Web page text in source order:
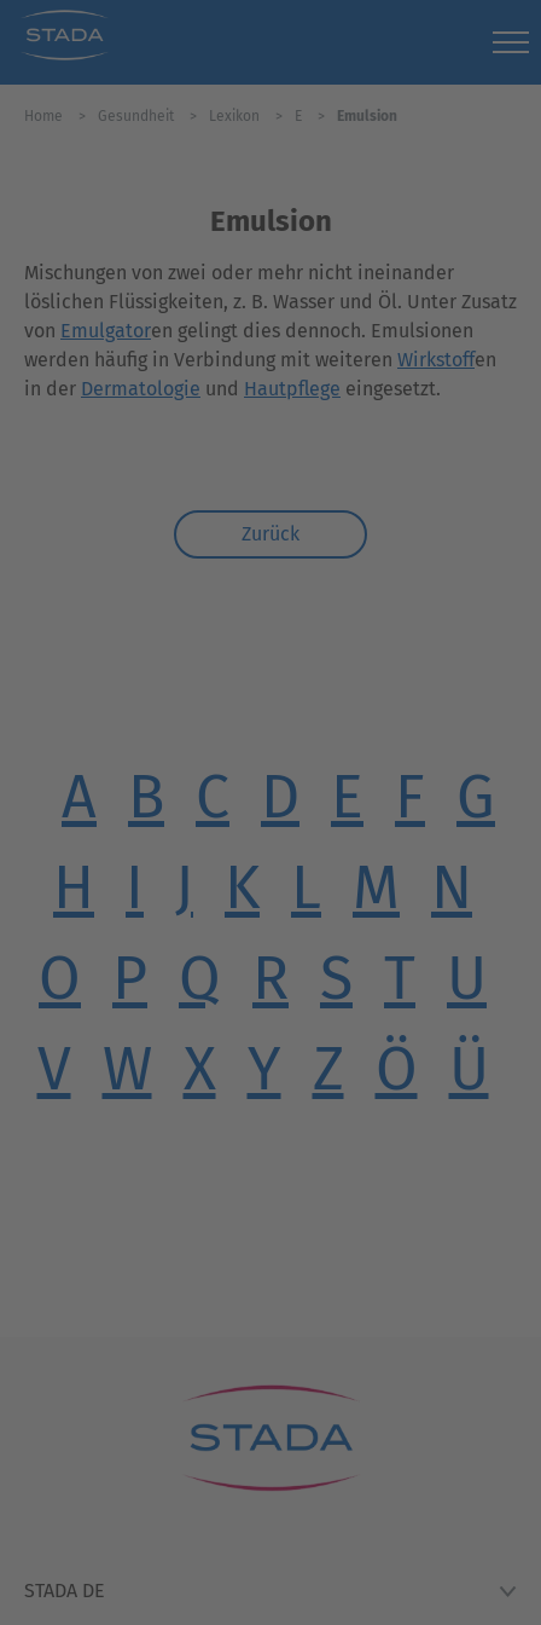
Home Gesundheit Lexikon E Emulsion
Emulsion
Mischungen von zwei oder mehr nicht ineinander
löslichen Flüssigkeiten, z. B. Wasser und Öl. Unter Zusatz
von Emulgatoren gelingt dies dennoch. Emulsionen
werden häufig in Verbindung mit weiteren Wirkstoffen
in der Dermatologie und Hautpflege eingesetzt.
Zurück
A B C D E F G
H I J K L M N
O P Q R S T U
V W X Y Z Ö Ü
STADA DE